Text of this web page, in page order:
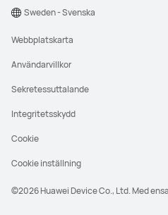
©2026 Huawei Device Co., Ltd. Med
Webbplatskarta
Användarvillkor
Sekretessuttalande
Integritetsskydd
Cookie
Cookie inställning
Sweden - Svenska